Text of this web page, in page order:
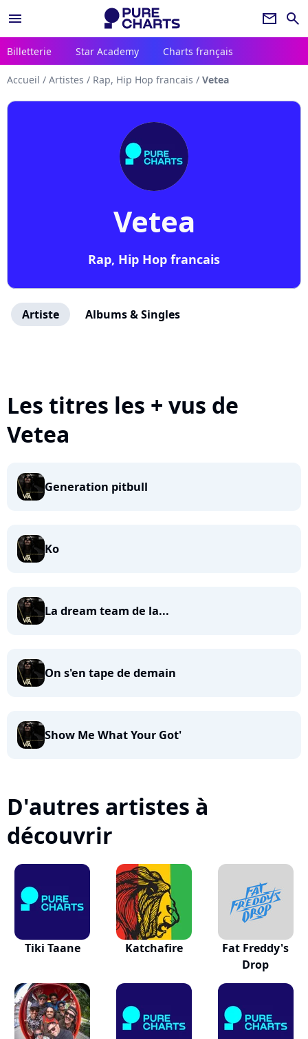
menu newsletter search
Billetterie Star Academy Charts français
Accueil / Artistes / Rap, Hip Hop francais / Vetea
Vetea
Rap, Hip Hop francais
Artiste Albums & Singles
Les titres les + vus de
Vetea
Generation pitbull
Ko
La dream team de la...
On s'en tape de demain
Show Me What Your Got'
D'autres artistes à
découvrir
Tiki Taane Katchafire
Fat Freddy's
Drop